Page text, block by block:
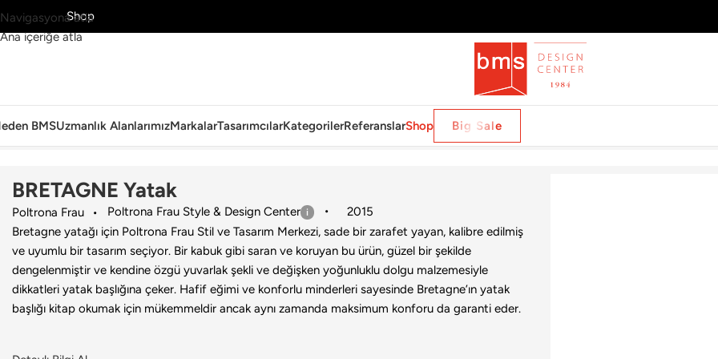
Navigasyona atla
Ana içeriğe atla
KeşfetShop
BMSUzmanlık AlanlarımızMarkalarTasarımcılarKategorilerReferanslarShop Big Sale
Ana Sayfa›Ev›Yatak›Poltrona Frau›BRETAGNE Yatak
BRETAGNE Yatak
Poltrona Frau Poltrona Frau Style & Design Center
2015
Bretagne yatağı için Poltrona Frau Stil ve Tasarım Merkezi, sade bir zarafet yayan, kalibre edilmiş
ve uyumlu bir tasarım seçiyor. Bir kabuk gibi saran ve koruyan bu ürün, güzel bir şekilde
dengelenmiştir ve kendine özgü yuvarlak şekli ve değişken yoğunluklu dolgu malzemesiyle
dikkatleri yatak başlığına çeker. Hafif eğimi ve konforlu minderleri sayesinde Bretagne’ın yatak
başlığı kitap okumak için mükemmeldir ancak aynı zamanda maksimum konforu da garanti eder.